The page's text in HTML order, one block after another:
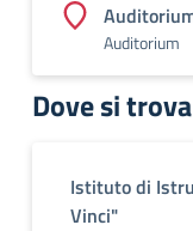
Auditorium
Dove si trova
Istituto di
Vinci"